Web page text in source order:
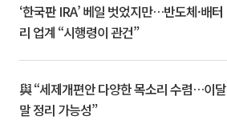
‘한국판 IRA’ 베일 벗었지만…반도체·배터
리 업계 “시행령이 관건”
與 “세제개편안 다양한 목소리 수렴…이달
말 정리 가능성”